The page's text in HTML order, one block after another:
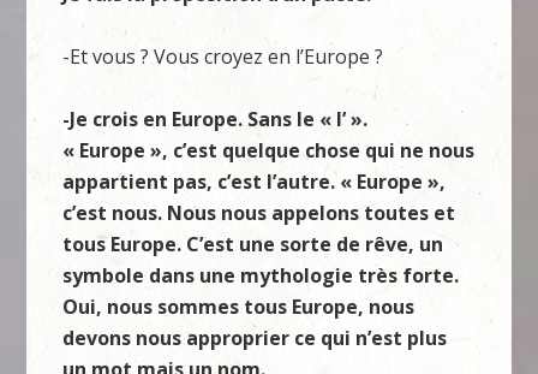
-Et vous ? Vous croyez en l’Europe ?
-Je crois en Europe. Sans le « l’ ».
« Europe », c’est quelque chose qui ne nous
appartient pas, c’est l’autre. « Europe »,
c’est nous. Nous nous appelons toutes et
tous Europe. C’est une sorte de rêve, un
symbole dans une mythologie très forte.
Oui, nous sommes tous Europe, nous
devons nous approprier ce qui n’est plus